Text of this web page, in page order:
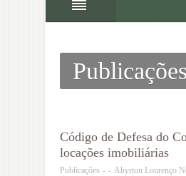
Publicações
Código de Defesa do
locações imobiliárias
Publicações - - Ahyrton Lourenço